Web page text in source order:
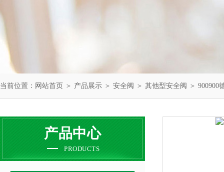
当前位置： 网站首页 ＞ 产品展示 ＞ 安全阀 ＞ 其他型安全阀 ＞ 900900
产品中心
PRODUCTS